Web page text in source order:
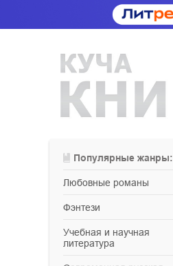
Популярные жанры:
любовные романы
фэнтези
учебная и научная
литература